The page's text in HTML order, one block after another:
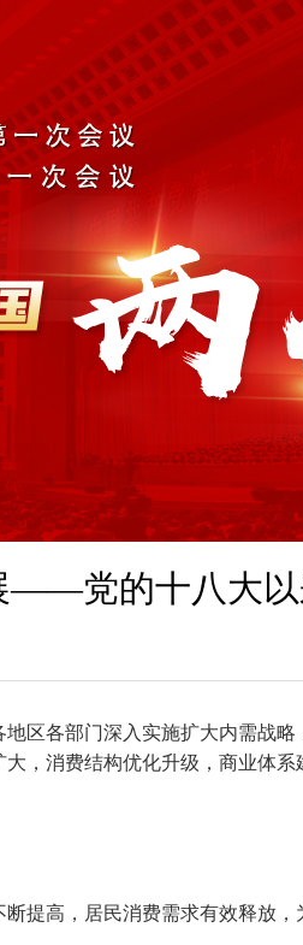
——党的十八大
区各部门深入实施扩大内需战
，消费结构优化升级，商业体
提高，居民消费需求有效释放